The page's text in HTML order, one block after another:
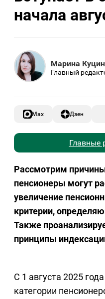
начала
Марина
Главный
Max Дзен
Главные
Рассмотрим
пенсионеры могут
увеличение
критерии,
Также
принципы
С 1 августа 2025
категории